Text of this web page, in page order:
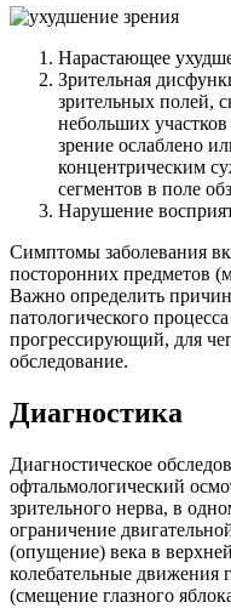
Нарастающее
Зрительная
зрительных полей,
небольших
зрение ослаблено
концентрическим
сегментов в поле
Нарушение
Симптомы заболевания
посторонних предметов
Важно определить
патологического
прогрессирующий, для
обследование.
Диагностика
Диагностическое
офтальмологический
зрительного нерва, в
ограничение
(опущение) века в
колебательные движения
(смещение глазного